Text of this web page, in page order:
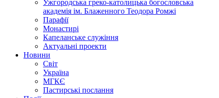
Ужгородська греко-католицька богословська
академія ім. Блаженного Теодора Ромжі
Парафії
Монастирі
Капеланське служіння
Актуальні проекти
Новини
Світ
Україна
МГКЄ
Пастирські послання